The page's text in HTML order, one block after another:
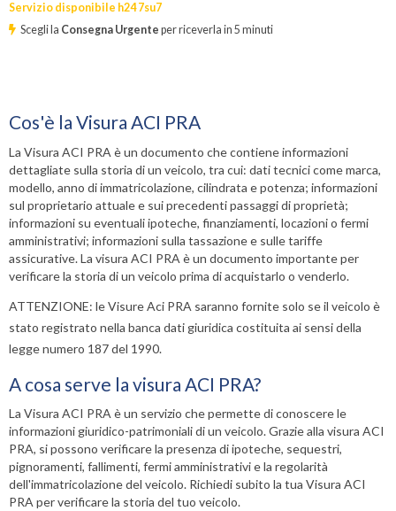
Servizio disponibile h24 7su7
Scegli la Consegna Urgente per riceverla in 5 minuti
Cos'è la Visura ACI PRA
La Visura ACI PRA è un documento che contiene informazioni
dettagliate sulla storia di un veicolo, tra cui: dati tecnici come marca,
modello, anno di immatricolazione, cilindrata e potenza; informazioni
sul proprietario attuale e sui precedenti passaggi di proprietà;
informazioni su eventuali ipoteche, finanziamenti, locazioni o fermi
amministrativi; informazioni sulla tassazione e sulle tariffe
assicurative. La visura ACI PRA è un documento importante per
verificare la storia di un veicolo prima di acquistarlo o venderlo.
ATTENZIONE: le Visure Aci PRA saranno fornite solo se il veicolo è
stato registrato nella banca dati giuridica costituita ai sensi della
legge numero 187 del 1990.
A cosa serve la visura ACI PRA?
La Visura ACI PRA è un servizio che permette di conoscere le
informazioni giuridico-patrimoniali di un veicolo. Grazie alla visura ACI
PRA, si possono verificare la presenza di ipoteche, sequestri,
pignoramenti, fallimenti, fermi amministrativi e la regolarità
dell'immatricolazione del veicolo. Richiedi subito la tua Visura ACI
PRA per verificare la storia del tuo veicolo.